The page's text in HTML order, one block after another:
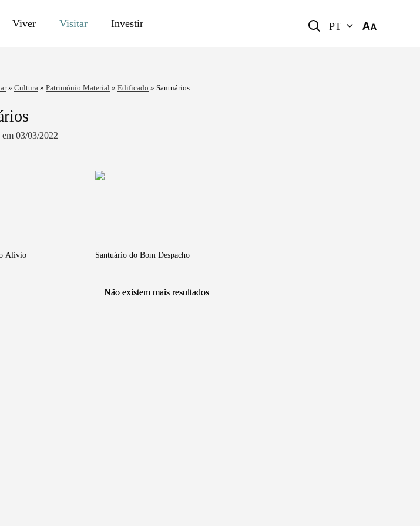
Viver Visitar Investir PT
» Cultura» Património Material» Edificado » Santuários
03/03/2022
Alívio Santuário do Bom Despacho
Não existem mais resultados
Não existem mais resultados